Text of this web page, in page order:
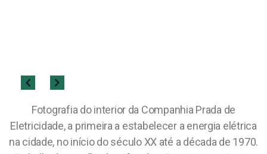
Fotografia do interior da Companhia Prada de
Eletricidade, a primeira a estabelecer a energia elétrica
na cidade, no início do século XX até a década de 1970.